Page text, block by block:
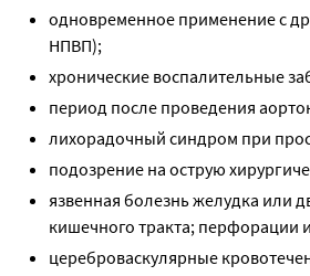
одновременное применение с
НПВП);
хронические воспалительные
период после проведения
лихорадочный синдром при
подозрение на острую
язвенная болезнь желудка или
кишечного тракта; перфорации
цереброваскулярные